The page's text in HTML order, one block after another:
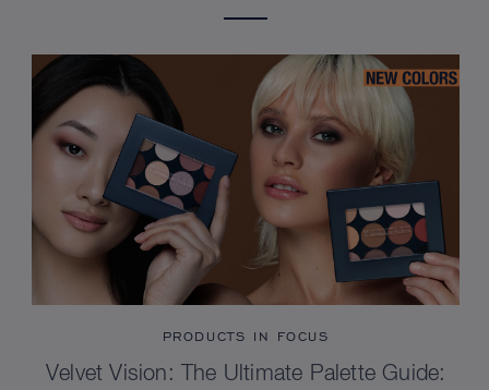
PRODUCTS IN FOCUS
Velvet Vision: The Ultimate Palette Guide: